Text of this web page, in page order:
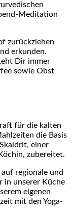
Meditation
zurückziehen
erkunden.
Dir immer
sowie Obst
für die kalten
die Basis
einer
zubereitet.
regionale und
in unserer Küche
eigenen
mit den Yoga-